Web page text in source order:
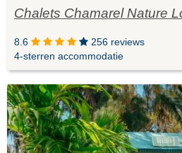
Chalets Chamarel Nature
8.6
256 reviews
4-sterren accommodatie